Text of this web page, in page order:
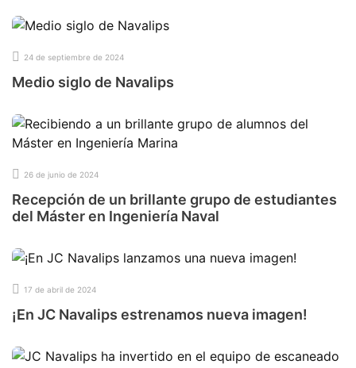
24 de septiembre de 2024
Medio siglo de Navalips
26 de junio de 2024
Recepción de un brillante grupo de estudiantes
del Máster en Ingeniería Naval
17 de abril de 2024
¡En JC Navalips estrenamos nueva imagen!